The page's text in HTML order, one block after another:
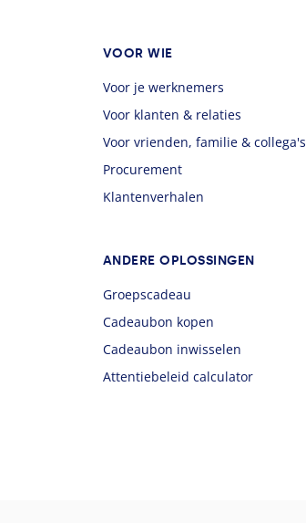
VOOR WIE
Voor je werknemers
Voor klanten & relaties
Voor vrienden, familie & collega's
Procurement
Klantenverhalen
ANDERE OPLOSSINGEN
Groepscadeau
Cadeaubon kopen
Cadeaubon inwisselen
Attentiebeleid calculator